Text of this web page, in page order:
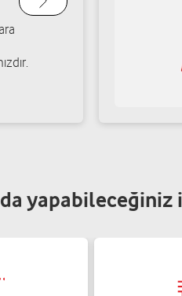
Yol tarifi al